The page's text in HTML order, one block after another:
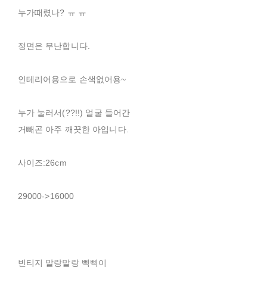
누가때렸나? ㅠ ㅠ
정면은 무난합니다.
인테리어용으로 손색없어용~
누가 눌러서(??!!) 얼굴 들어간
거빼곤 아주 깨끗한 아입니다.
사이즈:26cm
29000->16000
빈티지 말랑말랑 삑삑이